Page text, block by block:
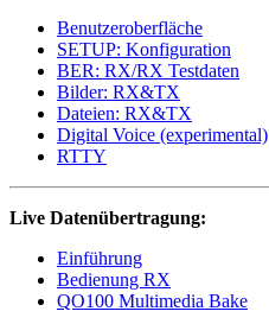
Benutzeroberfläche
SETUP: Konfiguration
BER: RX/RX Testdaten
Bilder: RX&TX
Dateien: RX&TX
Digital Voice (experimental)
RTTY
Live Datenübertragung:
Einführung
Bedienung RX
QO100 Multimedia Bake